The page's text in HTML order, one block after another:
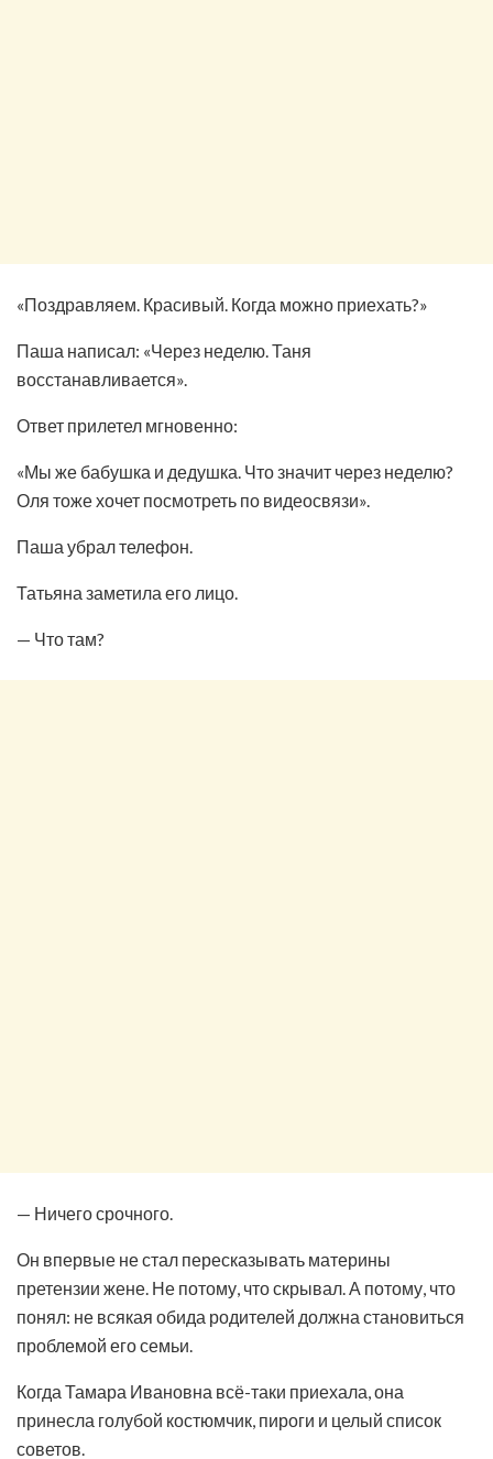
«Поздравляем. Красивый. Когда можно приехать?»
Паша написал: «Через неделю. Таня
восстанавливается».
Ответ прилетел мгновенно:
«Мы же бабушка и дедушка. Что значит через неделю?
Оля тоже хочет посмотреть по видеосвязи».
Паша убрал телефон.
Татьяна заметила его лицо.
— Что там?
— Ничего срочного.
Он впервые не стал пересказывать материны
претензии жене. Не потому, что скрывал. А потому, что
понял: не всякая обида родителей должна становиться
проблемой его семьи.
Когда Тамара Ивановна всё-таки приехала, она
принесла голубой костюмчик, пироги и целый список
советов.